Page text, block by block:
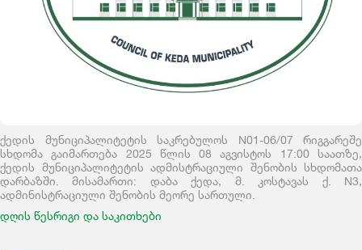
ქედის მუნიციპალიტეტის საკრებულოს N01-06/07 რიგგარეშე
სხდომა გაიმართება 2025 წლის 08 აგვისტოს 17:00 საათზე,
ქედის მუნიციპალიტეტის ადმისტრაციული შენობის სხდომათა
დარბაზში. მისამართი: დაბა ქედა, მ. კოსტავას ქ. N3,
ადმინისტრაციული შენობის მეორე სართული.
დღის წესრიგი და საკითხები